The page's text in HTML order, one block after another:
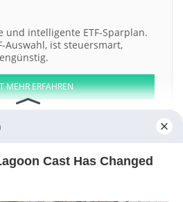
und intelligente ETF-Sparplan.
Auswahl, ist steuersmart,
MEHR ERFAHREN
50 Dow Jones NASDAQ 100 Nikkei 225
Cast Has Changed